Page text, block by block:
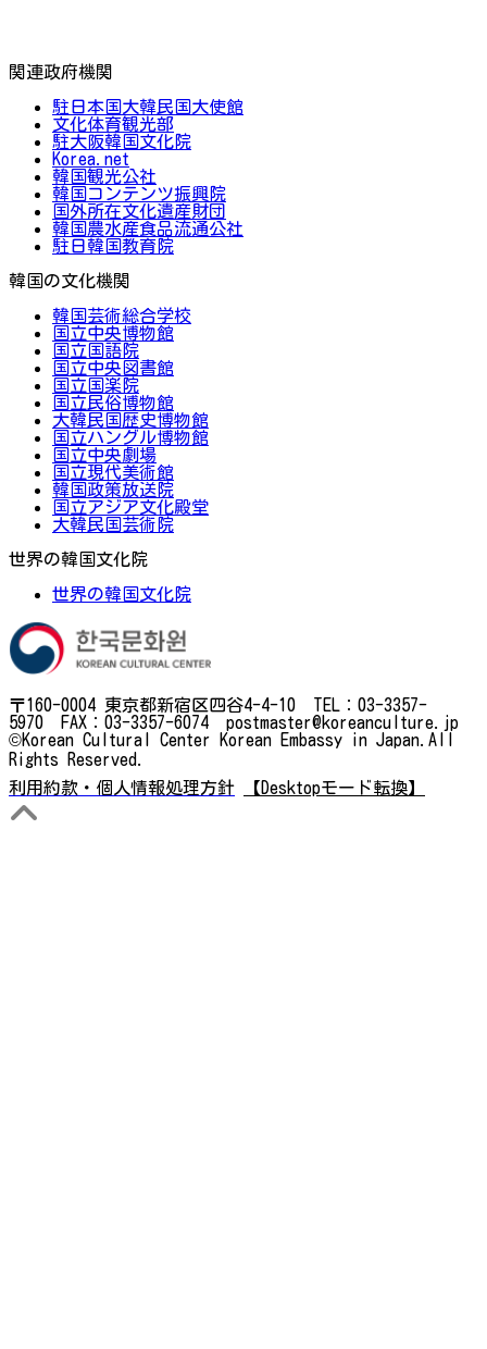
関連政府機関
駐日本国大韓民国大使館
文化体育観光部
駐大阪韓国文化院
Korea.net
韓国観光公社
韓国コンテンツ振興院
国外所在文化遺産財団
韓国農水産食品流通公社
駐日韓国教育院
韓国の文化機関
韓国芸術総合学校
国立中央博物館
国立国語院
国立中央図書館
国立国楽院
国立民俗博物館
大韓民国歴史博物館
国立ハングル博物館
国立中央劇場
国立現代美術館
韓国政策放送院
国立アジア文化殿堂
大韓民国芸術院
世界の韓国文化院
世界の韓国文化院
〒160-0004 東京都新宿区四谷4-4-10 TEL：03-3357-
5970 FAX：03-3357-6074 postmaster@koreanculture.jp
©Korean Cultural Center Korean Embassy in Japan.All
Rights Reserved.
利用約款・個人情報処理方針
【Desktopモード転換】